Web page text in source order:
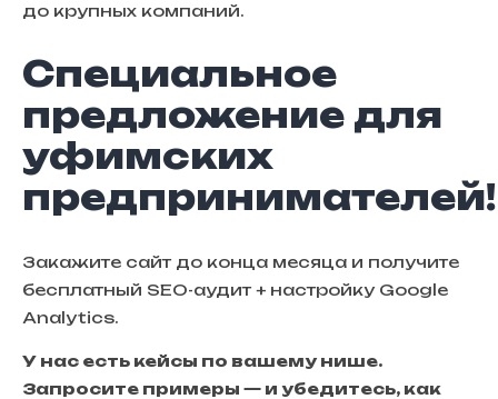
до крупных компаний.
Специальное
предложение для
уфимских
предпринимателей!
Закажите сайт до конца месяца и получите
бесплатный SEO-аудит+ настройку Google
Analytics.
У нас есть кейсы по вашему нише.
Запросите примеры — и убедитесь, как